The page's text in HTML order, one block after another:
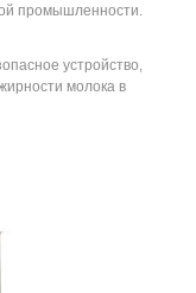
промышленности.
устройство,
молока в